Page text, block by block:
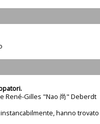
René-Gilles "Nao 尚" Deberdt
hanno